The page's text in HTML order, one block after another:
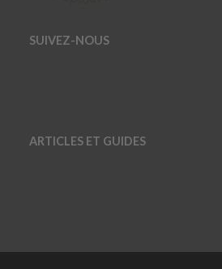
SUIVEZ-NOUS
ARTICLES ET GUIDES